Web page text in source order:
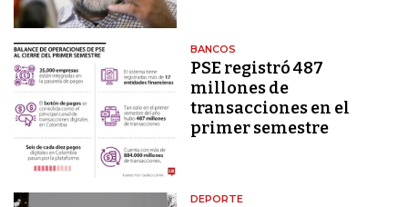
BANCOS
PSE registró 487
millones de
transacciones en el
primer semestre
DEPORTE